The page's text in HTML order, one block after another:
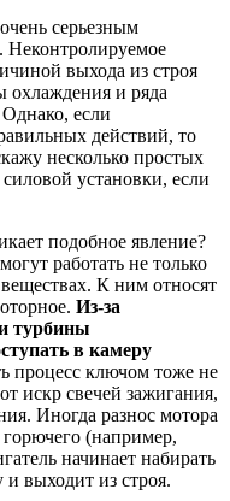
серьезным
Неконтролируемое
выхода из строя
охлаждения и ряда
если
действий, то
несколько простых
установки, если
подобное явление?
работать не только
К ним относят
Из-за
турбины
в камеру
процесс ключом тоже не
искр свечей зажигания,
Иногда разнос мотора
(например,
начинает набирать
и выходит из строя.